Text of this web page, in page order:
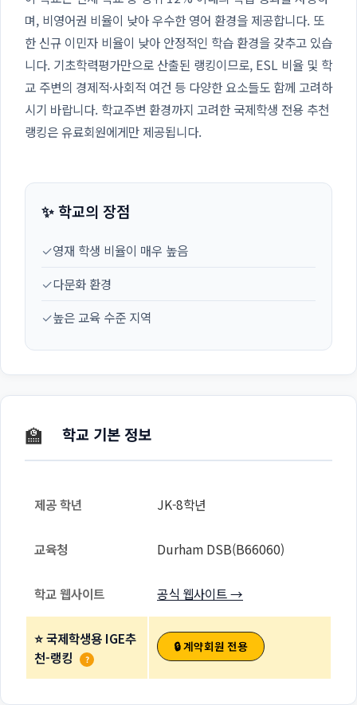
며, 비영어권 비율이 낮아 우수한 영어 환경을 제공합니다. 또
한 신규 이민자 비율이 낮아 안정적인 학습 환경을 갖추고 있습
니다. 기초학력평가만으로 산출된 랭킹이므로, ESL 비율 및 학
교 주변의 경제적·사회적 여건 등 다양한 요소들도 함께 고려하
시기 바랍니다. 학교주변 환경까지 고려한 국제학생 전용 추천
랭킹은 유료회원에게만 제공됩니다.
✨ 학교의 장점
✓영재 학생 비율이 매우 높음
✓다문화 환경
✓높은 교육 수준 지역
🏫 학교 기본 정보
제공 학년 JK-8학년
교육청 Durham DSB(B66060)
학교 웹사이트 공식 웹사이트 →
⭐ 국제학생용 IGE추
천-랭킹
?
🔒 계약회원 전용